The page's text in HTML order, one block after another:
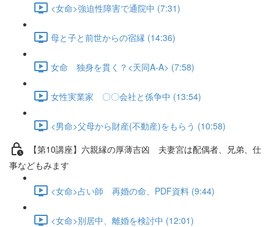
<女命>強迫性障害で通院中 (7:31)
母と子と前世からの宿縁 (14:36)
女命 独身を貫く？<天同A-A> (7:58)
女性実業家 〇〇会社と係争中 (13:54)
<男命>父母から財産(不動産)をもらう (10:58)
【第10講座】六親縁の厚薄吉凶 夫妻宮は配偶者、兄弟、仕
事などもみます
<女命>占い師 再婚の命、PDF資料 (9:44)
<女命>別居中、離婚を検討中 (12:01)